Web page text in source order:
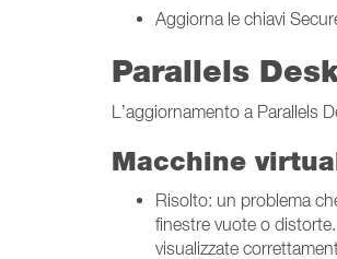
Aggiorna le chiavi
Parallels
L’aggiornamento a Parallels
Macchine
Risolto: un problema
finestre vuote o
visualizzate